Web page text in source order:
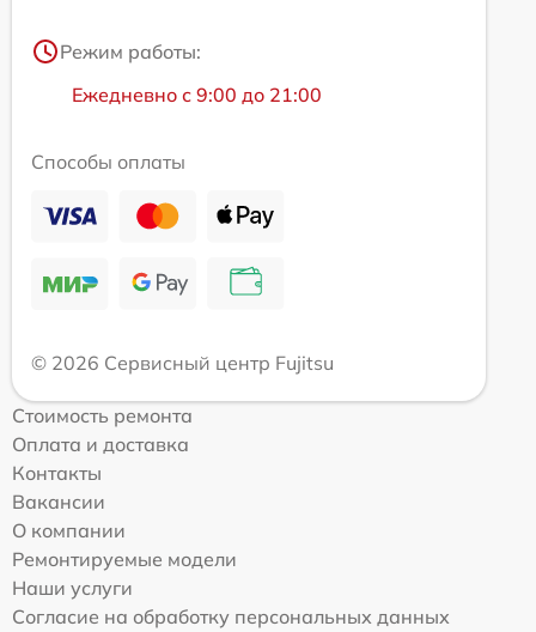
Режим работы:
Ежедневно с 9:00 до 21:00
Способы оплаты
© 2026 Сервисный центр Fujitsu
Стоимость ремонта
Оплата и доставка
Контакты
Вакансии
О компании
Ремонтируемые модели
Наши услуги
Согласие на обработку персональных данных